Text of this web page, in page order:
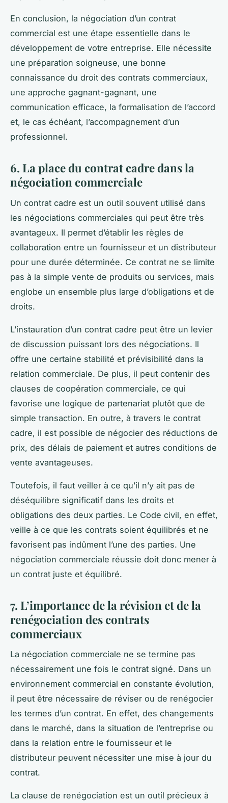
En conclusion, la négociation d’un contrat
commercial est une étape essentielle dans le
développement de votre entreprise. Elle nécessite
une préparation soigneuse, une bonne
connaissance du droit des contrats commerciaux,
une approche gagnant-gagnant, une
communication efficace, la formalisation de l’accord
et, le cas échéant, l’accompagnement d’un
professionnel.
6. La place du contrat cadre dans la
négociation commerciale
Un contrat cadre est un outil souvent utilisé dans
les négociations commerciales qui peut être très
avantageux. Il permet d’établir les règles de
collaboration entre un fournisseur et un distributeur
pour une durée déterminée. Ce contrat ne se limite
pas à la simple vente de produits ou services, mais
englobe un ensemble plus large d’obligations et de
droits.
L’instauration d’un contrat cadre peut être un levier
de discussion puissant lors des négociations. Il
offre une certaine stabilité et prévisibilité dans la
relation commerciale. De plus, il peut contenir des
clauses de coopération commerciale, ce qui
favorise une logique de partenariat plutôt que de
simple transaction. En outre, à travers le contrat
cadre, il est possible de négocier des réductions de
prix, des délais de paiement et autres conditions de
vente avantageuses.
Toutefois, il faut veiller à ce qu’il n’y ait pas de
déséquilibre significatif dans les droits et
obligations des deux parties. Le Code civil, en effet,
veille à ce que les contrats soient équilibrés et ne
favorisent pas indûment l’une des parties. Une
négociation commerciale réussie doit donc mener à
un contrat juste et équilibré.
7. L’importance de la révision et de la
renégociation des contrats
commerciaux
La négociation commerciale ne se termine pas
nécessairement une fois le contrat signé. Dans un
environnement commercial en constante évolution,
il peut être nécessaire de réviser ou de renégocier
les termes d’un contrat. En effet, des changements
dans le marché, dans la situation de l’entreprise ou
dans la relation entre le fournisseur et le
distributeur peuvent nécessiter une mise à jour du
contrat.
La clause de renégociation est un outil précieux à